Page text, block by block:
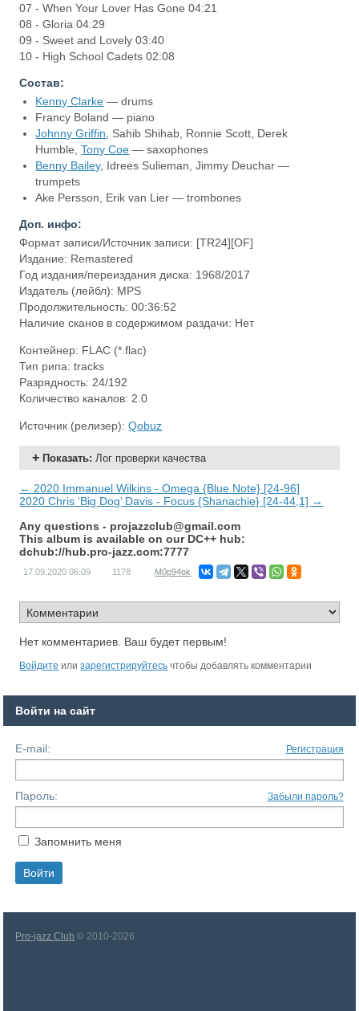
07 - When Your Lover Has Gone 04:21
08 - Gloria 04:29
09 - Sweet and Lovely 03:40
10 - High School Cadets 02:08
Состав:
Kenny Clarke — drums
Francy Boland — piano
Johnny Griffin , Sahib Shihab, Ronnie Scott, Derek
Humble,Tony Coe — saxophones
Benny Bailey, Idrees Sulieman, Jimmy Deuchar —
trumpets
Ake Persson, Erik van Lier — trombones
Доп. инфо:
Формат записи/Источник записи: [TR24][OF]
Издание: Remastered
Год издания/переиздания диска: 1968/2017
Издатель (лейбл): MPS
Продолжительность: 00:36:52
Наличие сканов в содержимом раздачи: Нет
Контейнер: FLAC (*.flac)
Тип рипа: tracks
Разрядность: 24/192
Количество каналов: 2.0
Источник (релизер):Qobuz
Показать:Лог проверки качества
← 2020 Immanuel Wilkins - Omega {Blue Note} [24-96]
2020 Chris ‘Big Dog’ Davis - Focus {Shanachie} [24-44,1] →
Any questions - projazzclub@gmail.com
This album is available on our DC++ hub:
dchub://hub.pro-jazz.com:7777
17.09.2020 06:09 1178 M0p94ok
Нет комментариев. Ваш будет первым!
Войдите илизарегистрируйтесь чтобы добавлять комментарии
Войти на сайт
E-mail: Регистрация
Пароль: Забыли пароль?
Запомнить меня
Pro-jazz Club © 2010-2026